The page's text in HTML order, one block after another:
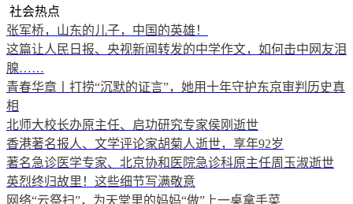
社会热点
张军桥，山东的儿子，中国的英雄！
这篇让人民日报、央视新闻转发的中学作文，如何击中网友泪
腺……
青春华章丨打捞“沉默的证言”，她用十年守护东京审判历史真
相
北师大校长办原主任、启功研究专家侯刚逝世
香港著名报人、文学评论家胡菊人逝世，享年92岁
著名急诊医学专家、北京协和医院急诊科原主任周玉淑逝世
英烈终归故里！这些细节写满敬意
网络“云祭扫”，为天堂里的妈妈“做”上一桌拿手菜